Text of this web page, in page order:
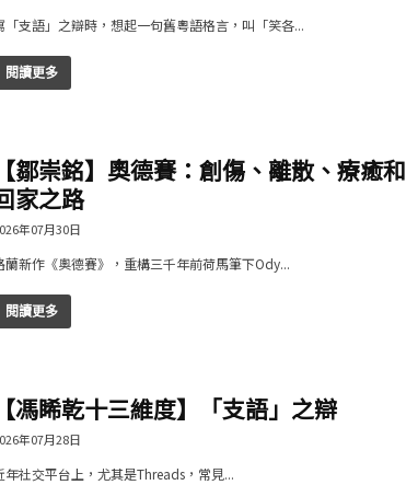
「支語」之辯時，想起一句舊粵語格言，叫「笑各...
閱讀更多
鄒崇銘】奧德賽：創傷、離散、療癒和
家之路
年07月30日
蘭新作《奧德賽》，重構三千年前荷馬筆下Ody...
閱讀更多
馮睎乾十三維度】「支語」之辯
年07月28日
年社交平台上，尤其是Threads，常見...